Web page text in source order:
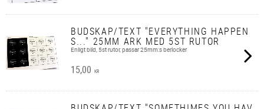
BUDSKAP/TEXT "EVERYTHING HAPPEN
S..." 25MM ARK MED 5ST RUTOR
Enligt bild, 5st rutor, passar 25mm:s berlocker
15,00 KR